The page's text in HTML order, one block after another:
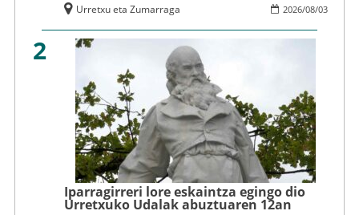
2026/08/03
Urretxu eta Zumarraga
2
Iparragirreri lore eskaintza egingo dio
Urretxuko Udalak abuztuaren 12an